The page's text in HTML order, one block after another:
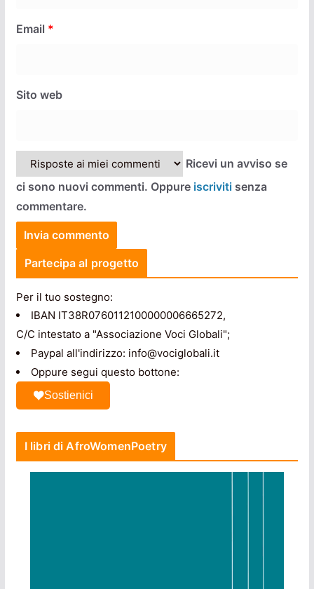
Email *
Sito web
Ricevi un avviso se
ci sono nuovi commenti. Oppure iscrivitisenza
commentare.
Partecipa al progetto
Per il tuo sostegno:
IBAN IT38R0760112100000006665272,
C/C intestato a "Associazione Voci Globali";
Paypal all'indirizzo: info@vociglobali.it
Oppure segui questo bottone:
Sostienici
I libri di AfroWomenPoetry